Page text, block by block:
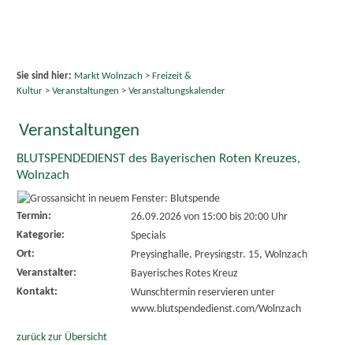
Sie sind hier: Markt Wolnzach > Freizeit &
Kultur> Veranstaltungen > Veranstaltungskalender
Veranstaltungen
BLUTSPENDEDIENST des Bayerischen Roten Kreuzes,
Wolnzach
Termin: 26.09.2026 von 15:00bis 20:00 Uhr
Kategorie:
Specials
Ort:
Preysinghalle, Preysingstr. 15, Wolnzach
Veranstalter:
Bayerisches Rotes Kreuz
Kontakt:
Wunschtermin reservieren unter
www.blutspendedienst.com/Wolnzach
zurück zur Übersicht